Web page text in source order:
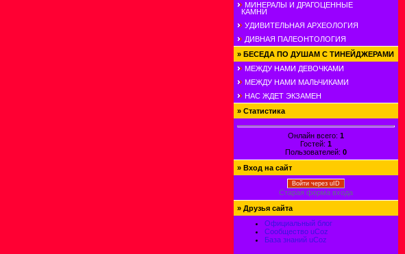
МИНЕРАЛЫ И ДРАГОЦЕННЫЕ
КАМНИ
УДИВИТЕЛЬНАЯ АРХЕОЛОГИЯ
ДИВНАЯ ПАЛЕОНТОЛОГИЯ
» БЕСЕДА ПО ДУШАМ С ТИНЕЙДЖЕРАМИ
МЕЖДУ НАМИ ДЕВОЧКАМИ
МЕЖДУ НАМИ МАЛЬЧИКАМИ
НАС ЖДЕТ ЭКЗАМЕН
» Статистика
Онлайн всего: 1
Гостей: 1
Пользователей: 0
» Вход на сайт
Войти через uID
Старая форма входа
» Друзья сайта
Официальный блог
Сообщество uCoz
База знаний uCoz